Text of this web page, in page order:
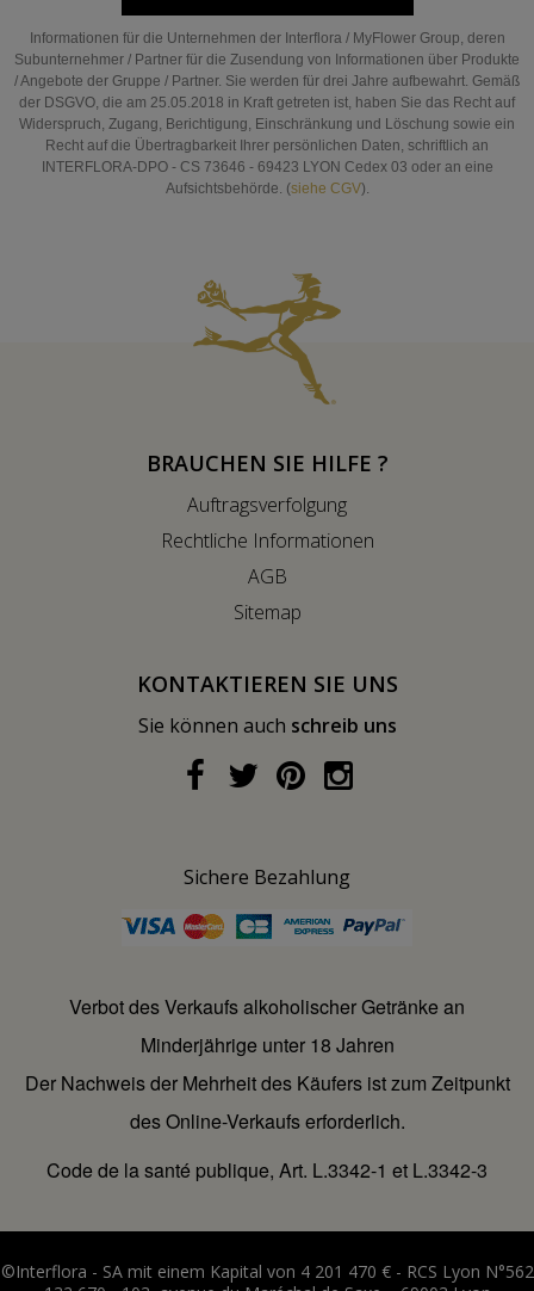
Informationen für die Unternehmen der Interflora / MyFlower Group, deren
Subunternehmer / Partner für die Zusendung von Informationen über Produkte
/ Angebote der Gruppe / Partner. Sie werden für drei Jahre aufbewahrt. Gemäß
der DSGVO, die am 25.05.2018 in Kraft getreten ist, haben Sie das Recht auf
Widerspruch, Zugang, Berichtigung, Einschränkung und Löschung sowie ein
Recht auf die Übertragbarkeit Ihrer persönlichen Daten, schriftlich an
INTERFLORA-DPO - CS 73646 - 69423 LYON Cedex 03 oder an eine
Aufsichtsbehörde. (siehe CGV).
BRAUCHEN SIE HILFE ?
Auftragsverfolgung
Rechtliche Informationen
AGB
Sitemap
KONTAKTIEREN SIE UNS
Sie können auch schreib uns
Sichere Bezahlung
Verbot des Verkaufs alkoholischer Getränke an
Minderjährige unter 18 Jahren
Der Nachweis der Mehrheit des Käufers ist zum Zeitpunkt
des Online-Verkaufs erforderlich.
Code de la santé publique, Art. L.3342-1 et L.3342-3
©Interflora - SA mit einem Kapital von 4 201 470 € - RCS Lyon N°562